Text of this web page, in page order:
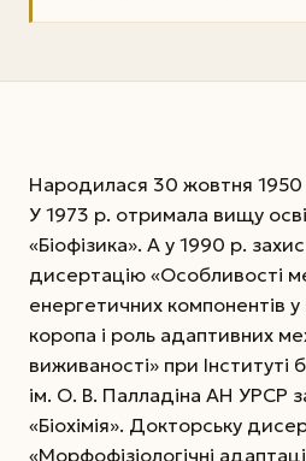
Народилася 30 жовтня 1950
У 1973 р. отримала вищу
«Біофізика». А у 1990 р.
дисертацію «Особливості
енергетичних компонентів
коропа і роль адаптивних
виживаності» при Інституті
ім. О. В. Палладіна АН УРСР
«Біохімія». Докторську
«Морфофізіологічні